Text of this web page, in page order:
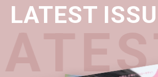
LATEST